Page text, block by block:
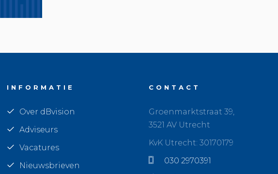
INFORMATIE
Over dBvision
Adviseurs
Vacatures
Nieuwsbrieven
CONTACT
Groenmarktstraat 39,
3521 AV Utrecht
KvK Utrecht: 30170179
030 2970391